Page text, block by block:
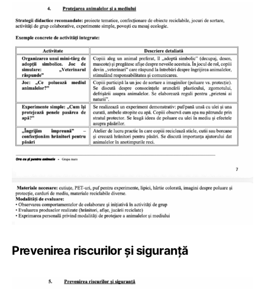
Prevenirea riscurilor și siguranță